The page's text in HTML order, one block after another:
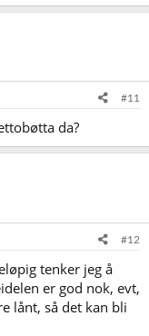
#11
da?
#12
tenker jeg å
er god nok, evt,
lånt, så det kan bli